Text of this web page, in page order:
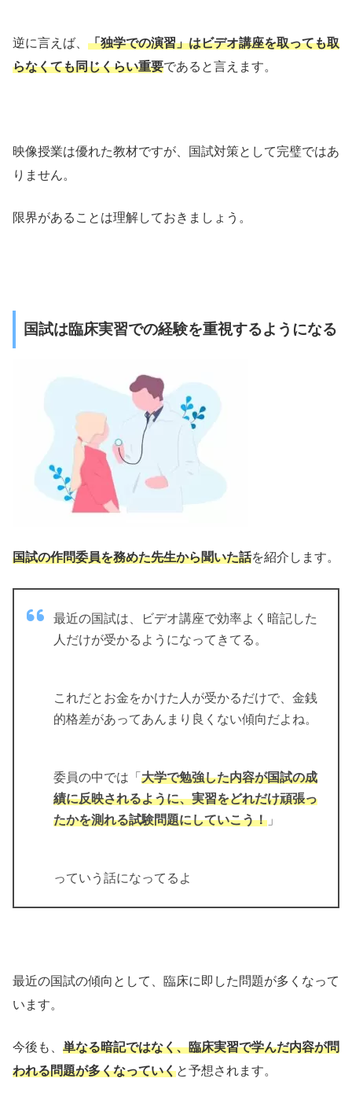
逆に言えば、 「独学での演習」はビデオ講座を取っても取
らなくても同じくらい重要であると言えます。
映像授業は優れた教材ですが、国試対策として完璧ではあ
りません。
限界があることは理解しておきましょう。
国試は臨床実習での経験を重視するようになる
国試の作問委員を務めた先生から聞いた話を紹介します。
最近の国試は、ビデオ講座で効率よく暗記した
人だけが受かるようになってきてる。
これだとお金をかけた人が受かるだけで、金銭
的格差があってあんまり良くない傾向だよね。
委員の中では「 大学で勉強した内容が国試の成
績に反映されるように、実習をどれだけ頑張っ
たかを測れる試験問題にしていこう！ 」
っていう話になってるよ
最近の国試の傾向として、臨床に即した問題が多くなって
います。
今後も、 単なる暗記ではなく、臨床実習で学んだ内容が問
われる問題が多くなっていくと予想されます。